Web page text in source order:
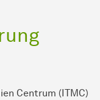
Centrum (ITMC)